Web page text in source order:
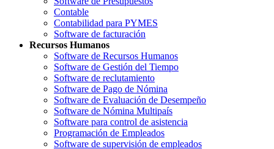
Contable
Contabilidad para PYMES
Software de facturación
Recursos Humanos
Software de Recursos Humanos
Software de Gestión del Tiempo
Software de reclutamiento
Software de Pago de Nómina
Software de Evaluación de Desempeño
Software de Nómina Multipaís
Software para control de asistencia
Programación de Empleados
Software de supervisión de empleados